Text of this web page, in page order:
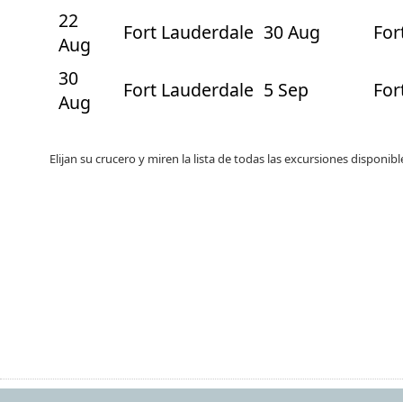
22
Aug
Fort Lauderdale 30 Aug
30
Aug
Fort Lauderdale 5 Sep
Elijan su crucero y miren la lista de todas las excursiones